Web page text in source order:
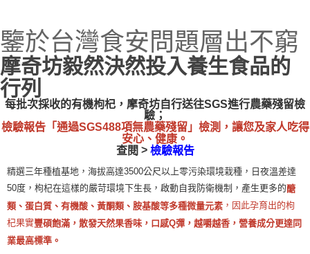
鑒於台灣食安問題層出不窮
摩奇坊毅然決然投入養生食品的
行列
每批次採收的有機枸杞，摩奇坊自行送往SGS進行農藥殘留檢
驗；
檢驗報告「通過SGS488項無農藥殘留」檢測，讓您及家人吃得
安心、健康。
查閱 > 檢驗報告
精選三年種植基地，海拔高達3500公尺以上零污染環境栽種，日夜溫差達
50度，枸杞在這樣的嚴苛環境下生長，啟動自我防衛機制，產生更多的醣
類、蛋白質、有機酸、黃酮類、胺基酸等多種微量元素 ，因此孕育出的枸
杞果實豐碩飽滿，散發天然果香味，口感Q彈，越嚼越香，營養成分更達同
業最高標準。